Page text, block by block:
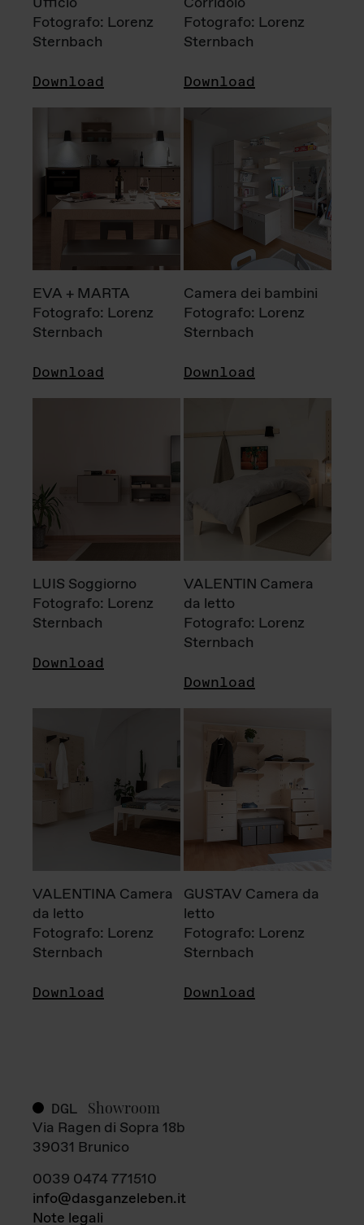
Fotografo: Lorenz
Sternbach
Download
Fotografo: Lorenz
Sternbach
Download
EVA + MARTA
Fotografo: Lorenz
Sternbach
Download
Camera dei bambini
Fotografo: Lorenz
Sternbach
Download
LUIS Soggiorno
Fotografo: Lorenz
Sternbach
Download
VALENTIN Camera
da letto
Fotografo: Lorenz
Sternbach
Download
VALENTINA Camera
da letto
Fotografo: Lorenz
Sternbach
Download
GUSTAV Camera da
letto
Fotografo: Lorenz
Sternbach
Download
DGL Showroom
Via Ragen di Sopra 18b
39031 Brunico
0039 0474 771510
info@dasganzeleben.it
Note legali